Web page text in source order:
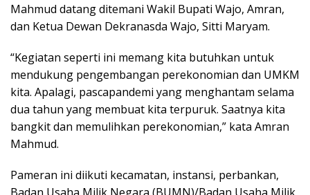
Mahmud datang ditemani Wakil Bupati Wajo, Amran,
dan Ketua Dewan Dekranasda Wajo, Sitti Maryam.
“Kegiatan seperti ini memang kita butuhkan untuk
mendukung pengembangan perekonomian dan UMKM
kita. Apalagi, pascapandemi yang menghantam selama
dua tahun yang membuat kita terpuruk. Saatnya kita
bangkit dan memulihkan perekonomian,” kata Amran
Mahmud.
Pameran ini diikuti kecamatan, instansi, perbankan,